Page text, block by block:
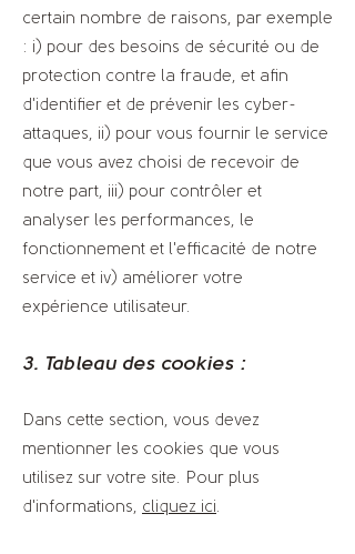
certain nombre de raisons, par exemple
: i) pour des besoins de sécurité ou de
protection contre la fraude, et afin
d'identifier et de prévenir les cyber-
attaques, ii) pour vous fournir le service
que vous avez choisi de recevoir de
notre part, iii) pour contrôler et
analyser les performances, le
fonctionnement et l'efficacité de notre
service et iv) améliorer votre
expérience utilisateur.
3. Tableau des cookies :
Dans cette section, vous devez
mentionner les cookies que vous
utilisez sur votre site. Pour plus
d'informations, cliquez ici.